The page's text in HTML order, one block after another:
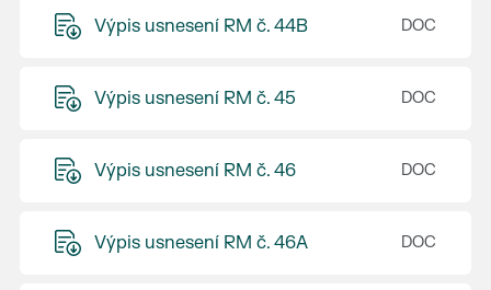
Výpis usnesení RM č. 44B
Výpis usnesení RM č. 45
Výpis usnesení RM č. 46
Výpis usnesení RM č. 46A